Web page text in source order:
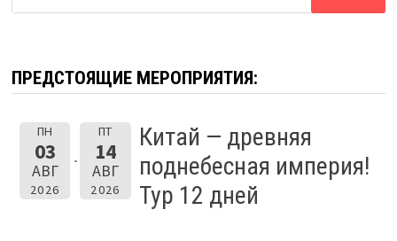
ПРЕДСТОЯЩИЕ МЕРОПРИЯТИЯ:
ПН
03
АВГ
2026
ПТ
14
АВГ
2026
Китай — древняя
поднебесная империя!
Тур 12 дней